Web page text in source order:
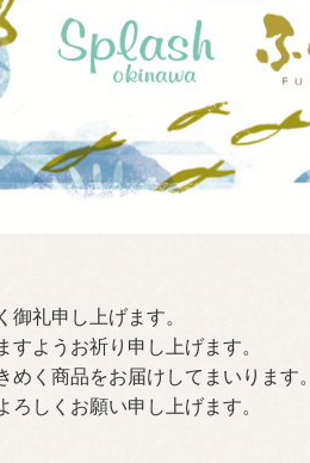
御礼申し上げます。
ようお祈り申し上げます。
く商品をお届けしてまいります。
しくお願い申し上げます。